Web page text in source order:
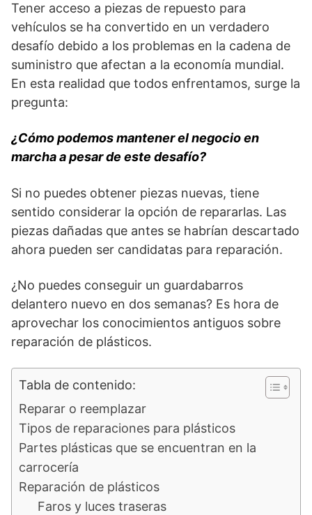
Tener acceso a piezas de repuesto para
vehículos se ha convertido en un verdadero
desafío debido a los problemas en la cadena de
suministro que afectan a la economía mundial.
En esta realidad que todos enfrentamos, surge la
pregunta:
¿Cómo podemos mantener el negocio en
marcha a pesar de este desafío?
Si no puedes obtener piezas nuevas, tiene
sentido considerar la opción de repararlas. Las
piezas dañadas que antes se habrían descartado
ahora pueden ser candidatas para reparación.
¿No puedes conseguir un guardabarros
delantero nuevo en dos semanas? Es hora de
aprovechar los conocimientos antiguos sobre
reparación de plásticos.
Tabla de contenido:
Reparar o reemplazar
Tipos de reparaciones para plásticos
Partes plásticas que se encuentran en la
carrocería
Reparación de plásticos
Faros y luces traseras